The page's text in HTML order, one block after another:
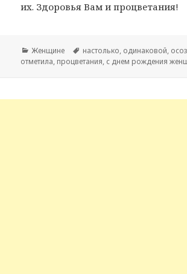
их. Здоровья Вам и процветания!
Рубрики
Женщине Метки
настолько, одинаковой,
отметила, процветания, с днем рождения